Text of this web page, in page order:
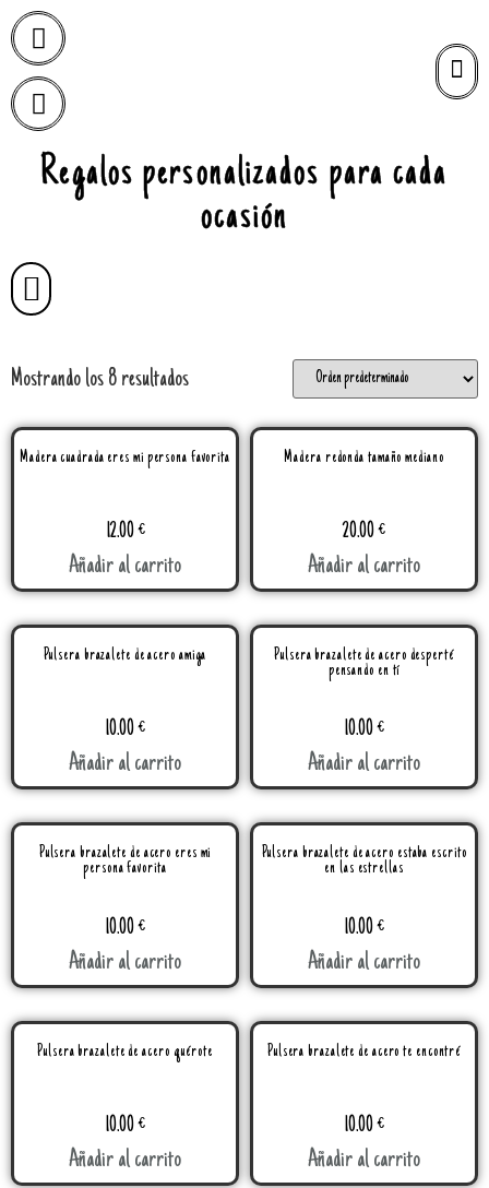
Regalos personalizados para cada
ocasión
Mostrando los 8 resultados
Madera cuadrada eres mi persona favorita
12.00€
Añadir al carrito
Madera redonda tamaño mediano
20.00€
Añadir al carrito
Pulsera brazalete de acero amiga
10.00€
Añadir al carrito
Pulsera brazalete de acero desperté
pensando en tí
10.00€
Añadir al carrito
Pulsera brazalete de acero eres mi
persona favorita
10.00€
Añadir al carrito
Pulsera brazalete de acero estaba escrito
en las estrellas
10.00€
Añadir al carrito
Pulsera brazalete de acero quérote
10.00€
Añadir al carrito
Pulsera brazalete de acero te encontré
10.00€
Añadir al carrito